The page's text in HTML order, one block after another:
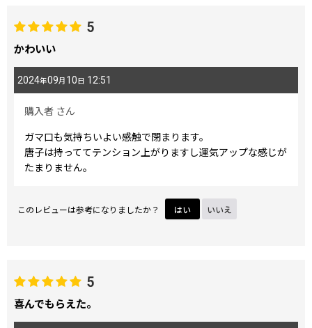
5
かわいい
2024年09月 10 日 12:51
購入者 さん
ガマ口も気持ちいよい感触で閉まります。
唐子は持っててテンション上がりますし運気アップな感じが
たまりません。
このレビューは参考になりましたか？ はい いいえ
5
喜んでもらえた。